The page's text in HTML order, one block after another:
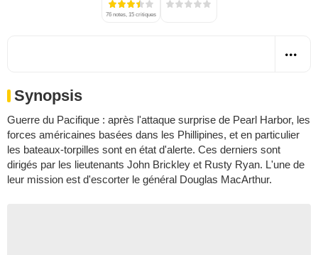
76 notes, 15 critiques
Synopsis
Guerre du Pacifique : après l'attaque surprise de Pearl Harbor, les
forces américaines basées dans les Phillipines, et en particulier
les bateaux-torpilles sont en état d'alerte. Ces derniers sont
dirigés par les lieutenants John Brickley et Rusty Ryan. L'une de
leur mission est d'escorter le général Douglas MacArthur.